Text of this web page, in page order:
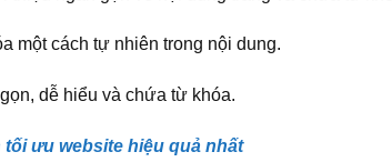
một cách tự nhiên trong nội dung.
dễ hiểu và chứa từ khóa.
ưu website hiệu quả nhất